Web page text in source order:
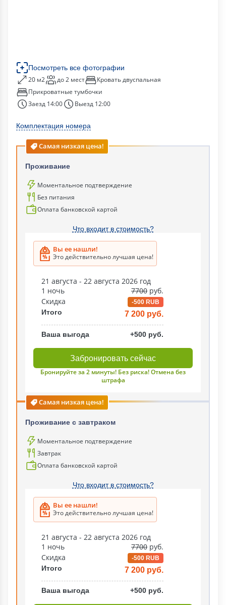
Посмотреть все фотографии
20 м2 до 2 мест
Кровать двуспальная
Прикроватные тумбочки
Заезд 14:00
Выезд 12:00
Комплектация номера
Самая низкая цена!
Проживание
Моментальное подтверждение
Без питания
Оплата банковской картой
Что входит в стоимость?
Вы ее нашли!
Это действительно лучшая цена!
21 августа - 22 августа 2026 год
1 ночь
7700 руб.
Скидка
-500 RUB
Итого 7 200 руб.
Ваша выгода +500 руб.
Забронировать сейчас
Бронируйте за 2 минуты! Без риска! Отмена без
штрафа
Самая низкая цена!
Проживание с завтраком
Моментальное подтверждение
Завтрак
Оплата банковской картой
Что входит в стоимость?
Вы ее нашли!
Это действительно лучшая цена!
21 августа - 22 августа 2026 год
1 ночь
7700 руб.
Скидка
-500 RUB
Итого 7 200 руб.
Ваша выгода +500 руб.